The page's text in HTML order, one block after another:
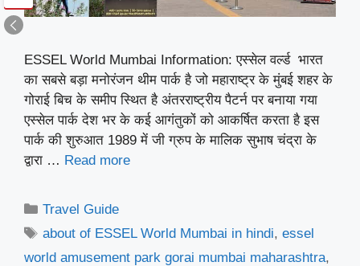
ESSEL World Mumbai Information: एस्सेल वर्ल्ड भारत
का सबसे बड़ा मनोरंजन थीम पार्क है जो महाराष्ट्र के मुंबई शहर के
गोराई बिच के समीप स्थित है अंतरराष्ट्रीय पैटर्न पर बनाया गया
एस्सेल पार्क देश भर के कई आगंतुकों को आकर्षित करता है इस
पार्क की शुरुआत 1989 में जी ग्रुप के मालिक सुभाष चंद्रा के
द्वारा … Read more
Categories
Travel Guide
Tags
about of ESSEL World Mumbai in hindi,essel
world amusement park gorai mumbai maharashtra,